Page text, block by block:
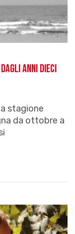
anni Dieci
stagione
da ottobre a